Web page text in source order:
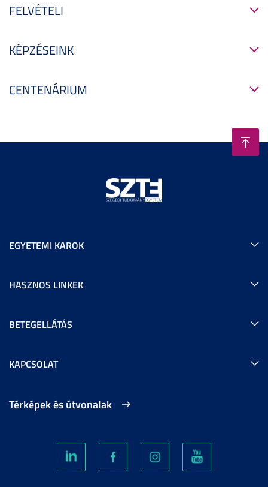
FELVÉTELI
KÉPZÉSEINK
CENTENÁRIUM
EGYETEMI KAROK
HASZNOS LINKEK
BETEGELLÁTÁS
KAPCSOLAT
Térképek és útvonalak